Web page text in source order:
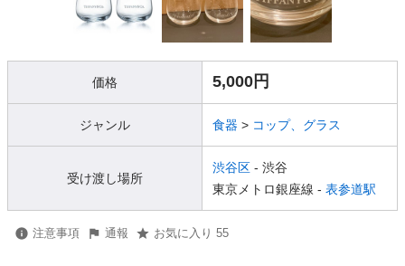
価格 5,000円
ジャンル 食器 > コップ、グラス
受け渡し場所
渋谷区 - 渋谷
東京メトロ銀座線 - 表参道駅
注意事項 通報 お気に入り 55